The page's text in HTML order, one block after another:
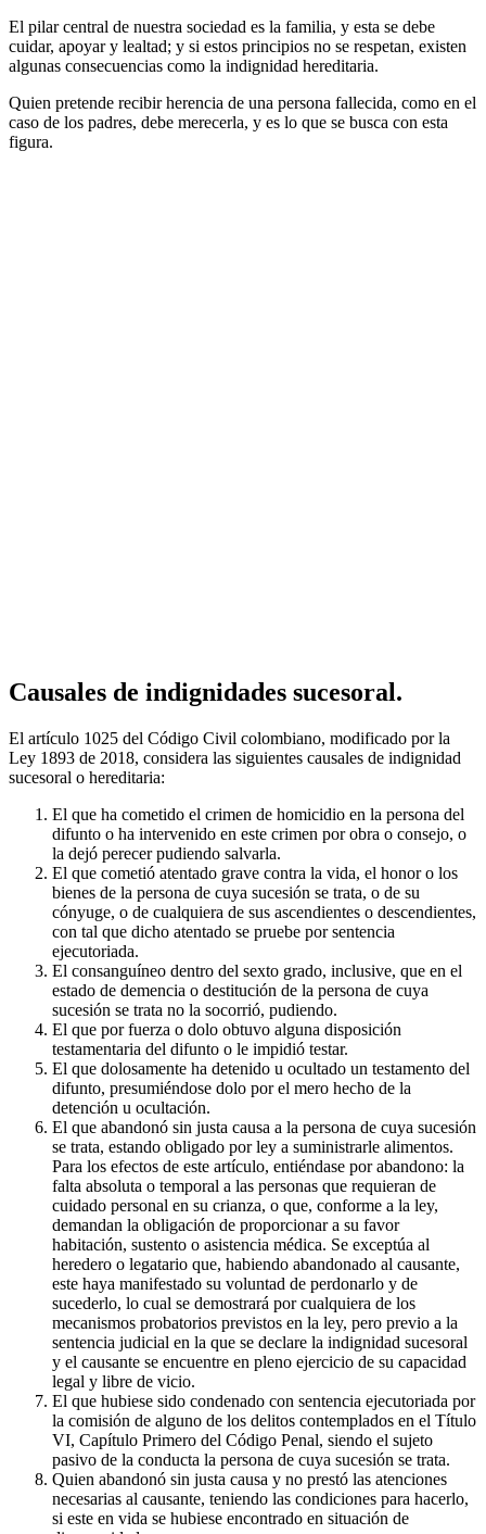
El pilar central de nuestra sociedad es la familia, y esta se debe
cuidar, apoyar y lealtad; y si estos principios no se respetan, existen
algunas consecuencias como la indignidad hereditaria.
Quien pretende recibir herencia de una persona fallecida, como en el
caso de los padres, debe merecerla, y es lo que se busca con esta
figura.
Causales de indignidades sucesoral.
El artículo 1025 del Código Civil colombiano, modificado por la
Ley 1893 de 2018, considera las siguientes causales de indignidad
sucesoral o hereditaria:
El que ha cometido el crimen de homicidio en la persona del
difunto o ha intervenido en este crimen por obra o consejo, o
la dejó perecer pudiendo salvarla.
El que cometió atentado grave contra la vida, el honor o los
bienes de la persona de cuya sucesión se trata, o de su
cónyuge, o de cualquiera de sus ascendientes o descendientes,
con tal que dicho atentado se pruebe por sentencia
ejecutoriada.
El consanguíneo dentro del sexto grado, inclusive, que en el
estado de demencia o destitución de la persona de cuya
sucesión se trata no la socorrió, pudiendo.
El que por fuerza o dolo obtuvo alguna disposición
testamentaria del difunto o le impidió testar.
El que dolosamente ha detenido u ocultado un testamento del
difunto, presumiéndose dolo por el mero hecho de la
detención u ocultación.
El que abandonó sin justa causa a la persona de cuya sucesión
se trata, estando obligado por ley a suministrarle alimentos.
Para los efectos de este artículo, entiéndase por abandono: la
falta absoluta o temporal a las personas que requieran de
cuidado personal en su crianza, o que, conforme a la ley,
demandan la obligación de proporcionar a su favor
habitación, sustento o asistencia médica. Se exceptúa al
heredero o legatario que, habiendo abandonado al causante,
este haya manifestado su voluntad de perdonarlo y de
sucederlo, lo cual se demostrará por cualquiera de los
mecanismos probatorios previstos en la ley, pero previo a la
sentencia judicial en la que se declare la indignidad sucesoral
y el causante se encuentre en pleno ejercicio de su capacidad
legal y libre de vicio.
El que hubiese sido condenado con sentencia ejecutoriada por
la comisión de alguno de los delitos contemplados en el Título
VI, Capítulo Primero del Código Penal, siendo el sujeto
pasivo de la conducta la persona de cuya sucesión se trata.
Quien abandonó sin justa causa y no prestó las atenciones
necesarias al causante, teniendo las condiciones para hacerlo,
si este en vida se hubiese encontrado en situación de